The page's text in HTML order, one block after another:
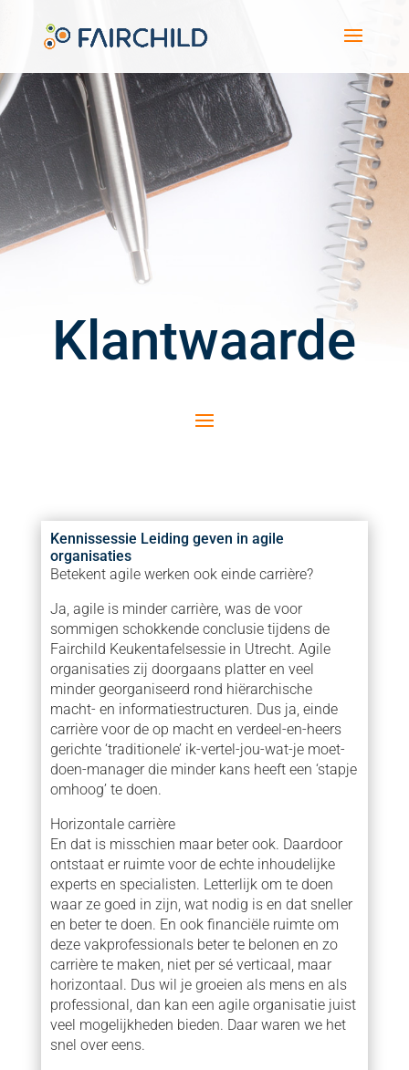
Klantwaarde
Kennissessie Leiding geven in agile
organisaties
Betekent agile werken ook einde carrière?
Ja, agile is minder carrière, was de voor
sommigen schokkende conclusie tijdens de
Fairchild Keukentafelsessie in Utrecht. Agile
organisaties zij doorgaans platter en veel
minder georganiseerd rond hiërarchische
macht- en informatiestructuren. Dus ja, einde
carrière voor de op macht en verdeel-en-heers
gerichte ‘traditionele’ ik-vertel-jou-wat-je moet-
doen-manager die minder kans heeft een ‘stapje
omhoog’ te doen.
Horizontale carrière
En dat is misschien maar beter ook. Daardoor
ontstaat er ruimte voor de echte inhoudelijke
experts en specialisten. Letterlijk om te doen
waar ze goed in zijn, wat nodig is en dat sneller
en beter te doen. En ook financiële ruimte om
deze vakprofessionals beter te belonen en zo
carrière te maken, niet per sé verticaal, maar
horizontaal. Dus wil je groeien als mens en als
professional, dan kan een agile organisatie juist
veel mogelijkheden bieden. Daar waren we het
snel over eens.